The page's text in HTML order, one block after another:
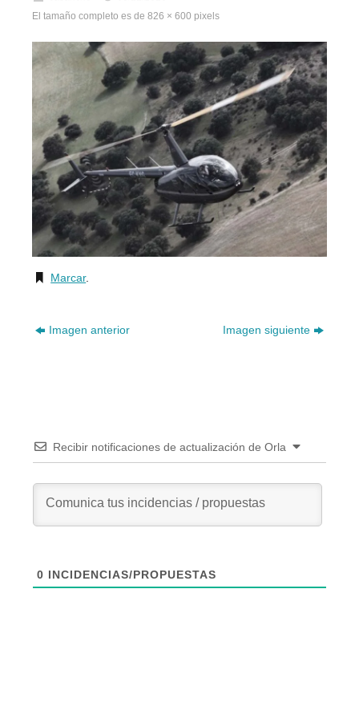
El tamaño completo es de 826 × 600 pixels
Marcar.
Imagen anterior Imagen siguiente
Recibir notificaciones de actualización de Orla
0 INCIDENCIAS/PROPUESTAS